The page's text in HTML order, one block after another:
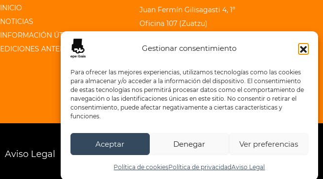
Gestionar consentimiento
Para ofrecer las mejores experiencias, utilizamos tecnologías como las cookies
para almacenar y/o acceder a la información del dispositivo. El consentimiento
de estas tecnologías nos permitirá procesar datos como el comportamiento de
navegación o las identificaciones únicas en este sitio. No consentir o retirar el
consentimiento, puede afectar negativamente a ciertas características y
funciones.
Aceptar Denegar Ver preferencias
Política de cookiesPolítica de privacidadAviso Legal
INICIO
NOTICIAS
INFORMACIÓN ÚTIL
EDICIONES ANTERIORES
Juan Fermín Gilisagasti 4, 1º
Oficina 107 (Zuatzu)
+34 943 32 71 83
Aviso Legal Política de privacidad